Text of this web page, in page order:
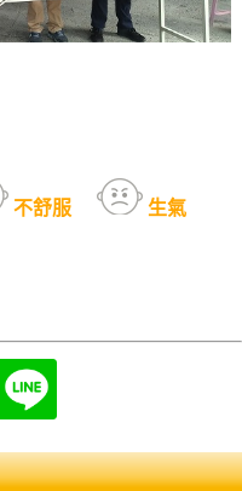
不舒服 生氣